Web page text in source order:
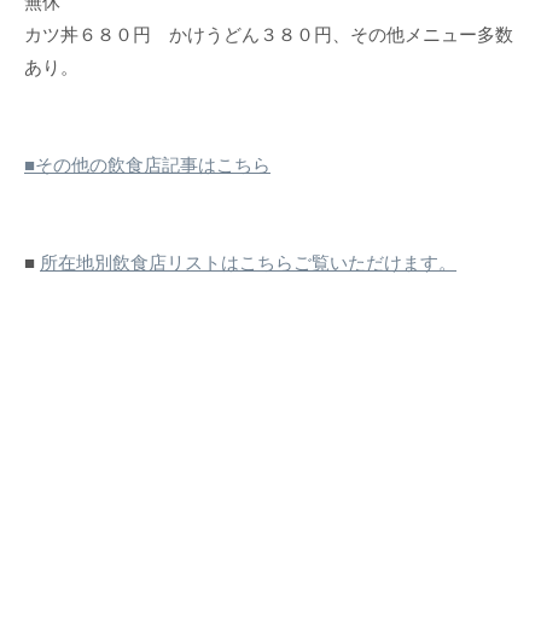
カツ丼６８０円 かけうどん３８０円、その他メニュー多数
あり。
■その他の飲食店記事はこちら
■ 所在地別飲食店リストはこちらご覧いただけます。